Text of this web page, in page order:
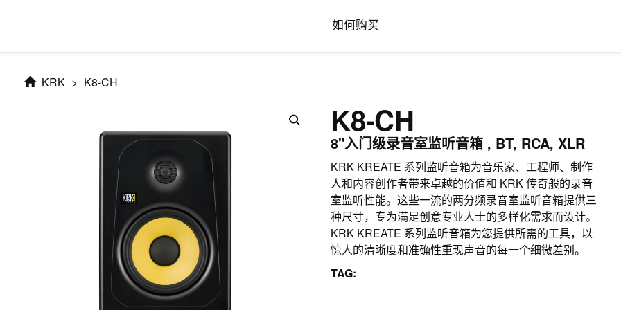
如何购买
KRK > K8-CH
K8-CH
8"入门级录音室监听音箱 , BT, RCA, XLR
KRK KREATE 系列监听音箱为音乐家、工程师、制作
人和内容创作者带来卓越的价值和 KRK 传奇般的录音
室监听性能。这些一流的两分频录音室监听音箱提供三
种尺寸，专为满足创意专业人士的多样化需求而设计。
KRK KREATE 系列监听音箱为您提供所需的工具，以
惊人的清晰度和准确性重现声音的每一个细微差别。
TAG: